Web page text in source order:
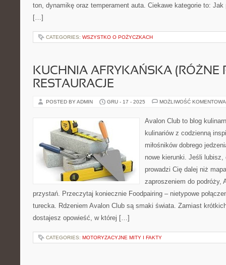
ton, dynamikę oraz temperament auta. Ciekawe kategorie to:
[…]
CATEGORIES: WSZYSTKO O POŻYCZKACH
KUCHNIA AFRYKAŃSKA (RÓŻNE
RESTAURACJE
POSTED BY ADMIN GRU - 17 - 2025 MOŻLIWOŚĆ
Avalon Club to blog
kulinariów z codzienną
miłośników dobrego
nowe kierunki. Jeśli lubisz,
prowadzi Cię dalej niż
zaproszeniem do podróży,
przystań. Przeczytaj koniecznie Foodpairing – nietypowe
turecka. Rdzeniem Avalon Club są smaki świata. Zamiast
dostajesz opowieść, w której […]
CATEGORIES: MOTORYZACYJNE MITY I FAKTY